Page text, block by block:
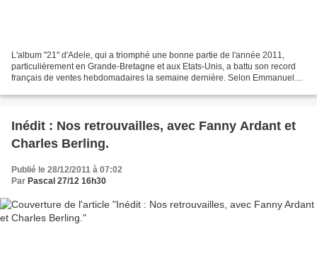
L'album "21" d'Adele, qui a triomphé une bonne partie de l'année 2011,
particulièrement en Grande-Bretagne et aux Etats-Unis, a battu son record
français de ventes hebdomadaires la semaine dernière. Selon Emmanuel
Inédit : Nos retrouvailles, avec Fanny Ardant et
Charles Berling.
Publié le 28/12/2011 à 07:02
Par Pascal 27/12 16h30